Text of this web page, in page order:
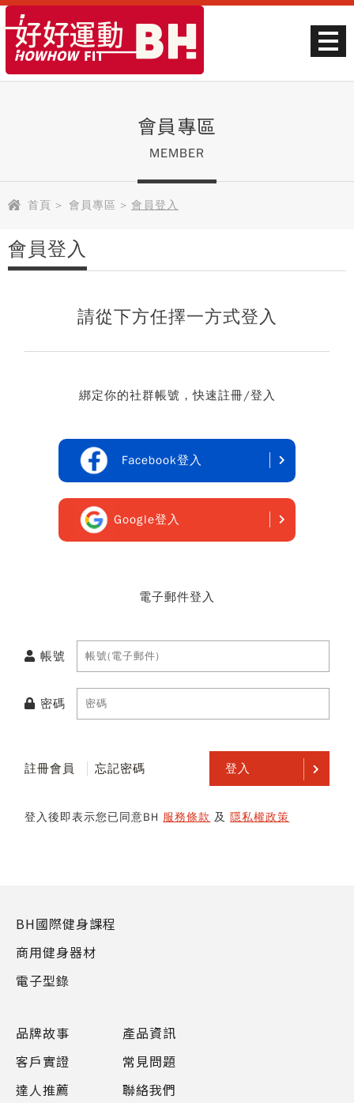
會員專區
MEMBER
首頁 > 會員專區 > 會員登入
會員登入
請從下方任擇一方式登入
綁定你的社群帳號，快速註冊/登入
Facebook登入
Google登入
電子郵件登入
帳號
密碼
登入
註冊會員 忘記密碼
登入後即表示您已同意BH 服務條款 及 隱私權政策
品牌故事
客戶實證
達人推薦
產品資訊
常見問題
聯絡我們
BH國際健身課程
商用健身器材
電子型錄